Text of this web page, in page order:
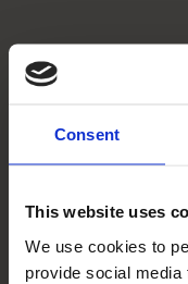
Consent
This website uses
We use cookies to
provide social media